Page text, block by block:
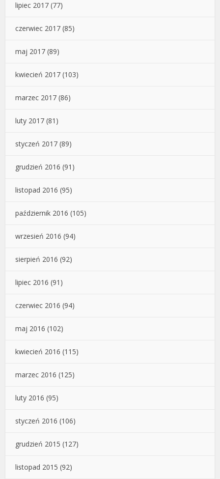
lipiec 2017 (77)
czerwiec 2017 (85)
maj 2017 (89)
kwiecień 2017 (103)
marzec 2017 (86)
luty 2017 (81)
styczeń 2017 (89)
grudzień 2016 (91)
listopad 2016 (95)
październik 2016 (105)
wrzesień 2016 (94)
sierpień 2016 (92)
lipiec 2016 (91)
czerwiec 2016 (94)
maj 2016 (102)
kwiecień 2016 (115)
marzec 2016 (125)
luty 2016 (95)
styczeń 2016 (106)
grudzień 2015 (127)
listopad 2015 (92)